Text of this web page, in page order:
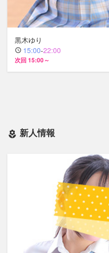
黒木ゆり
15:00-22:00
次回 15:00～
local_florist 新人情報